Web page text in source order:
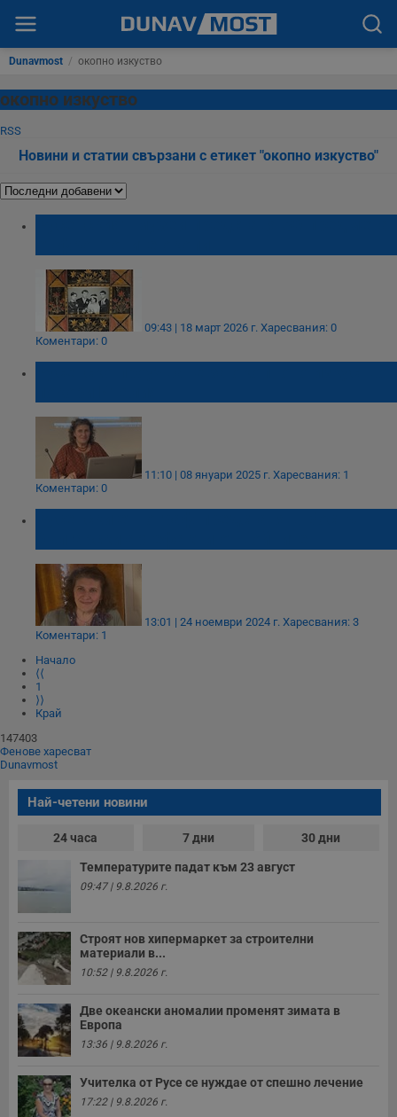
Dunavmost / окопно изкуство
окопно изкуство
RSS
Новини и статии свързани с етикет "окопно изкуство"
09:43 | 18 март 2026 г. Харесвания: 0
Коментари: 0
11:10 | 08 януари 2025 г. Харесвания: 1
Коментари: 0
13:01 | 24 ноември 2024 г. Харесвания: 3
Коментари: 1
Начало
⟨⟨
1
⟩⟩
Край
147403
Фенове харесват
Dunavmost
Най-четени новини
24 часа 7 дни 30 дни
Температурите падат към 23 август
09:47 | 9.8.2026 г.
Строят нов хипермаркет за строителни
материали в...
10:52 | 9.8.2026 г.
Две океански аномалии променят зимата в
Европа
13:36 | 9.8.2026 г.
Учителка от Русе се нуждае от спешно лечение
17:22 | 9.8.2026 г.